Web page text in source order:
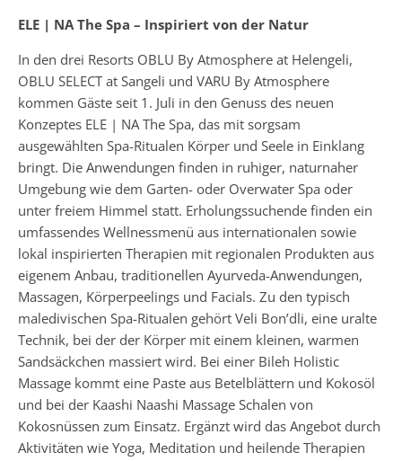
ELE | NA The Spa – Inspiriert von der Natur
In den drei Resorts OBLU By Atmosphere at Helengeli,
OBLU SELECT at Sangeli und VARU By Atmosphere
kommen Gäste seit 1. Juli in den Genuss des neuen
Konzeptes ELE | NA The Spa, das mit sorgsam
ausgewählten Spa-Ritualen Körper und Seele in Einklang
bringt. Die Anwendungen finden in ruhiger, naturnaher
Umgebung wie dem Garten- oder Overwater Spa oder
unter freiem Himmel statt. Erholungssuchende finden ein
umfassendes Wellnessmenü aus internationalen sowie
lokal inspirierten Therapien mit regionalen Produkten aus
eigenem Anbau, traditionellen Ayurveda-Anwendungen,
Massagen, Körperpeelings und Facials. Zu den typisch
maledivischen Spa-Ritualen gehört Veli Bon’dli, eine uralte
Technik, bei der der Körper mit einem kleinen, warmen
Sandsäckchen massiert wird. Bei einer Bileh Holistic
Massage kommt eine Paste aus Betelblättern und Kokosöl
und bei der Kaashi Naashi Massage Schalen von
Kokosnüssen zum Einsatz. Ergänzt wird das Angebot durch
Aktivitäten wie Yoga, Meditation und heilende Therapien